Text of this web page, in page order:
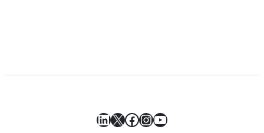
LinkedIn
X Facebook
Instagram
YouTube